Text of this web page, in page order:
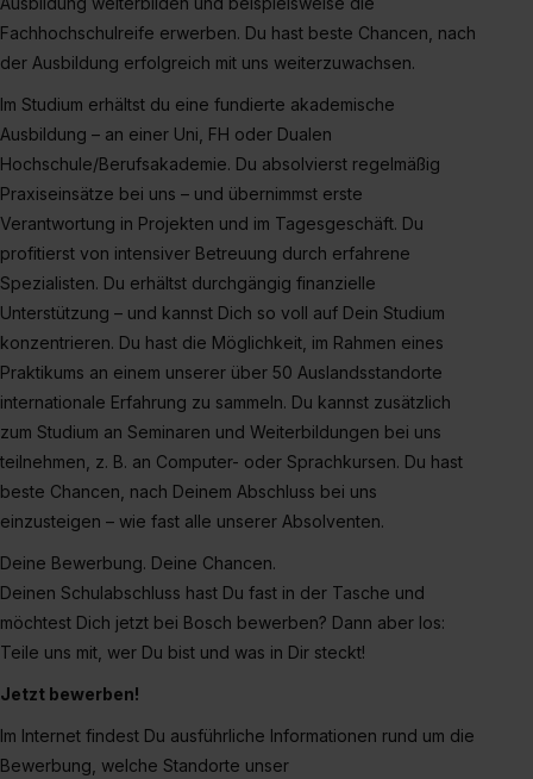
erlauben“. Die Einwilligung zur Platzierung von Cookies
der Kategorien „Präferenzen“, „Statistiken“ und „Social
Media und Marketing“ umfasst hierbei die Einwilligung
zur Übermittlung deiner Daten in die USA (Art. 49 Abs. 1
S. 1 lit. a) DS-GVO). Die USA verfügen über kein
angemessenes Datenschutzniveau (EuGH – Schrems
II). Du kannst die von dir erteilte Einwilligung jederzeit mit
Wirkung für die Zukunft ganz oder teilweise über unsere
Datenschutzerklärung unter dem Punkt „Datenschutz-
Einstellungen“ widerrufen. Weitere Informationen zu den
einzelnen Cookies findest du durch Klick auf „Details
zeigen“. Weitere Informationen:
Datenschutzerklärung
Fachhochschulreife erwerben. Du hast beste Chancen, nach
der Ausbildung erfolgreich mit uns weiterzuwachsen.
Im Studium erhältst du eine fundierte akademische
Ausbildung – an einer Uni, FH oder Dualen
Hochschule/Berufsakademie. Du absolvierst regelmäßig
Praxiseinsätze bei uns – und übernimmst erste
Verantwortung in Projekten und im Tagesgeschäft. Du
profitierst von intensiver Betreuung durch erfahrene
Spezialisten. Du erhältst durchgängig finanzielle
Unterstützung – und kannst Dich so voll auf Dein Studium
konzentrieren. Du hast die Möglichkeit, im Rahmen eines
Praktikums an einem unserer über 50 Auslandsstandorte
internationale Erfahrung zu sammeln. Du kannst zusätzlich
zum Studium an Seminaren und Weiterbildungen bei uns
teilnehmen, z. B. an Computer- oder Sprachkursen. Du hast
beste Chancen, nach Deinem Abschluss bei uns
einzusteigen – wie fast alle unserer Absolventen.
Deine Bewerbung. Deine Chancen.
Deinen Schulabschluss hast Du fast in der Tasche und
möchtest Dich jetzt bei Bosch bewerben? Dann aber los:
Teile uns mit, wer Du bist und was in Dir steckt!
Jetzt bewerben!
Im Internet findest Du ausführliche Informationen rund um die
Bewerbung, welche Standorte unser